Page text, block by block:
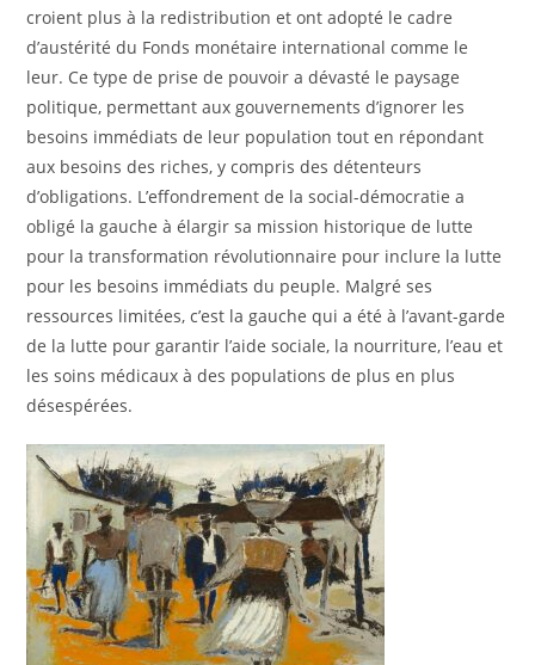
croient plus à la redistribution et ont adopté le cadre
d’austérité du Fonds monétaire international comme le
leur. Ce type de prise de pouvoir a dévasté le paysage
politique, permettant aux gouvernements d’ignorer les
besoins immédiats de leur population tout en répondant
aux besoins des riches, y compris des détenteurs
d’obligations. L’effondrement de la social-démocratie a
obligé la gauche à élargir sa mission historique de lutte
pour la transformation révolutionnaire pour inclure la lutte
pour les besoins immédiats du peuple. Malgré ses
ressources limitées, c’est la gauche qui a été à l’avant-garde
de la lutte pour garantir l’aide sociale, la nourriture, l’eau et
les soins médicaux à des populations de plus en plus
désespérées.